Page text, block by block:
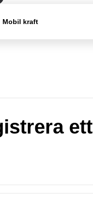
Mobil kraft
ett